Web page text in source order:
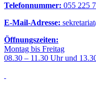
Telefonnummer: 055 225
E-Mail-Adresse:
Öffnungszeiten:
Montag bis Freitag
08.30 – 11.30 Uhr und